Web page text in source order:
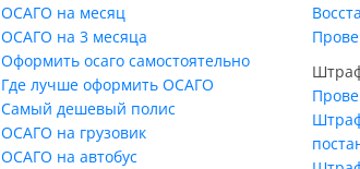
ОСАГО на месяц
ОСАГО на 3 месяца
Оформить осаго самостоятельно
Где лучше оформить ОСАГО
Самый дешевый полис
ОСАГО на грузовик
ОСАГО на автобус